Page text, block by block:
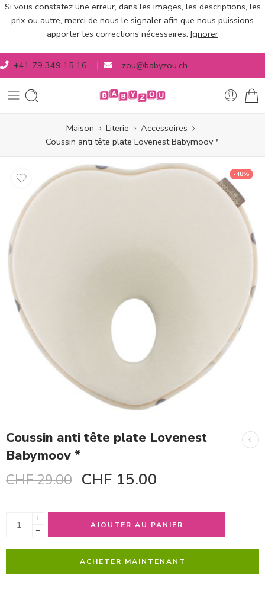
Si vous constatez une erreur, dans les images, les descriptions, les
prix ou autre, merci de nous le signaler afin que nous puissions
apporter les corrections nécessaires. Ignorer
+41 79 349 15 16 | zou@babyzou.ch
Maison Literie
Accessoires
Coussin anti tête plate Lovenest Babymoov *
-48%
Coussin anti tête plate Lovenest
Babymoov *
CHF29.00 CHF 15.00
+
−
AJOUTER AU PANIER
ACHETER MAINTENANT